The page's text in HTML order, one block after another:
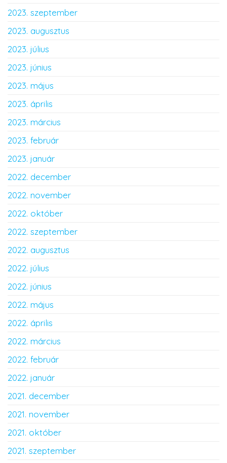
2023. szeptember
2023. augusztus
2023. július
2023. június
2023. május
2023. április
2023. március
2023. február
2023. január
2022. december
2022. november
2022. október
2022. szeptember
2022. augusztus
2022. július
2022. június
2022. május
2022. április
2022. március
2022. február
2022. január
2021. december
2021. november
2021. október
2021. szeptember